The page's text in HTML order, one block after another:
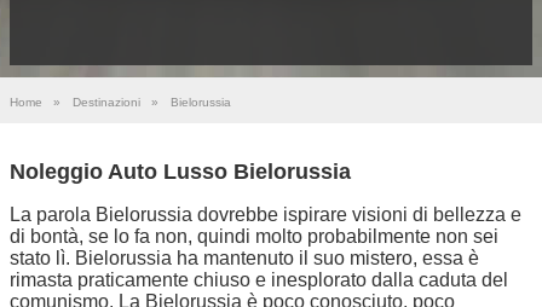
Home » Destinazioni » Bielorussia
Noleggio Auto Lusso Bielorussia
La parola Bielorussia dovrebbe ispirare visioni di bellezza e
di bontà, se lo fa non, quindi molto probabilmente non sei
stato lì. Bielorussia ha mantenuto il suo mistero, essa è
rimasta praticamente chiuso e inesplorato dalla caduta del
comunismo. La Bielorussia è poco conosciuto, poco